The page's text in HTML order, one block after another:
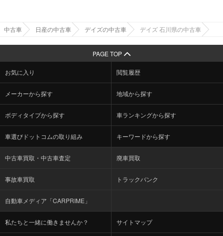
中古車 日産の中古車 デイズの中古車 デイズ 石川県の中古車
PAGE TOP
お気に入り 閲覧履歴
メーカーから探す 地域から探す
ボディタイプから探す 車ランキングから探す
車選びドットコムの取り組み キーワードから探す
中古車買取・中古車査定 廃車買取
事故車買取 トラックバンク
自動車メディア「CARPRIME」
私たちと一緒に働きませんか？ サイトマップ